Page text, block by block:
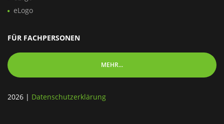
eLogo
FÜR FACHPERSONEN
MEHR...
2026 | Datenschutzerklärung